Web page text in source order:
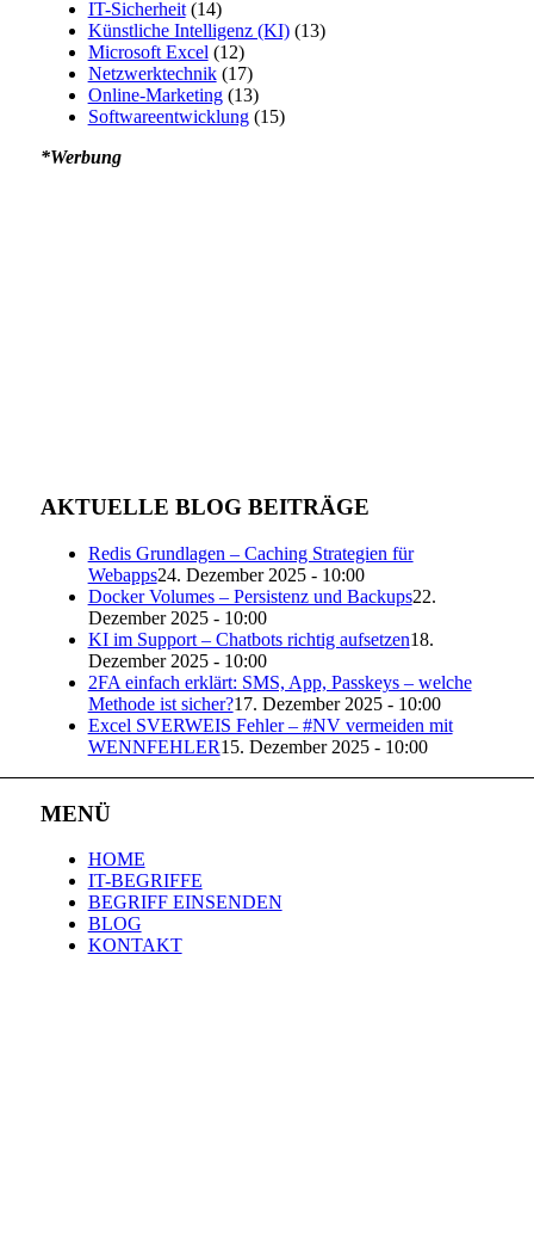
IT-Sicherheit(14)
Künstliche Intelligenz (KI)(13)
Microsoft Excel(12)
Netzwerktechnik(17)
Online-Marketing(13)
Softwareentwicklung(15)
*Werbung
AKTUELLE BLOG BEITRÄGE
Redis Grundlagen – Caching Strategien für
Webapps24. Dezember 2025 - 10:00
Docker Volumes – Persistenz und Backups22.
Dezember 2025 - 10:00
KI im Support – Chatbots richtig aufsetzen18.
Dezember 2025 - 10:00
2FA einfach erklärt: SMS, App, Passkeys – welche
Methode ist sicher?17. Dezember 2025 - 10:00
Excel SVERWEIS Fehler – #NV vermeiden mit
WENNFEHLER15. Dezember 2025 - 10:00
MENÜ
HOME
IT-BEGRIFFE
BEGRIFF EINSENDEN
BLOG
KONTAKT